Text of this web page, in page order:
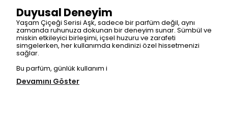
Duyusal Deneyim
Yaşam Çiçeği Serisi Aşk, sadece bir parfüm değil, aynı
zamanda ruhunuza dokunan bir deneyim sunar. Sümbül ve
miskin etkileyici birleşimi, içsel huzuru ve zarafeti
simgelerken, her kullanımda kendinizi özel hissetmenizi
sağlar.
Bu parfüm, günlük kullanım i
Devamını Göster